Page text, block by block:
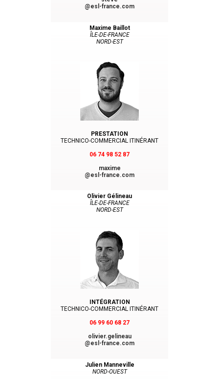
@esl-france.com
Maxime Baillot
ÎLE-DE-FRANCE
NORD-EST
PRESTATION
TECHNICO-COMMERCIAL ITINÉRANT
06 74 98 52 87
maxime
@esl-france.com
Olivier Gélineau
ÎLE-DE-FRANCE
NORD-EST
INTÉGRATION
TECHNICO-COMMERCIAL ITINÉRANT
06 99 60 68 27
olivier.gelineau
@esl-france.com
Julien Manneville
NORD-OUEST